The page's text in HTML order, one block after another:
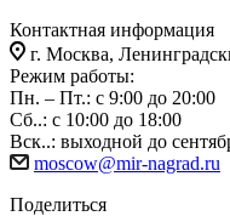
Контактная информация
г. Москва,
Режим работы:
Пн. – Пт.: с 9:00 до 20:00
Сб..: с 10:00 до 18:00
Вск..: выходной до
moscow@mir-nagrad.ru
Поделиться